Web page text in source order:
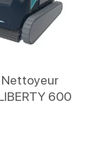
Nettoyeur
600